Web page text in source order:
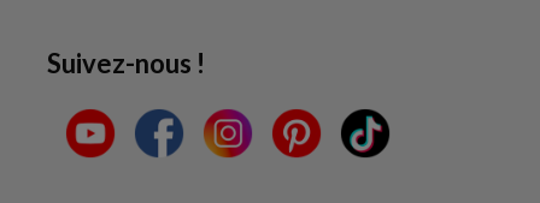
Suivez-nous !